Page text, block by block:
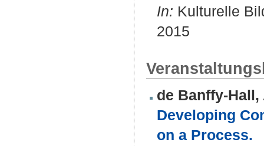
In: Kulturelle
2015
de Banffy-
Developing
on a Process.